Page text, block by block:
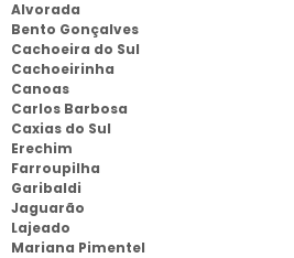
Alvorada
Bento Gonçalves
Cachoeira do Sul
Cachoeirinha
Canoas
Carlos Barbosa
Caxias do Sul
Erechim
Farroupilha
Garibaldi
Jaguarão
Lajeado
Mariana Pimentel